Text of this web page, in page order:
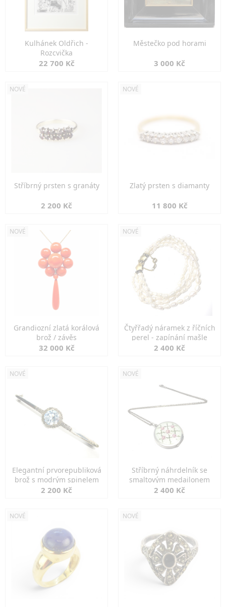
Kulhánek Oldřich -
Rozcvička
22 700 Kč
Městečko pod horami
3 000 Kč
NOVÉ
Stříbrný prsten s granáty
2 200 Kč
NOVÉ
Zlatý prsten s diamanty
11 800 Kč
NOVÉ
Grandiozní zlatá korálová
brož / závěs
32 000 Kč
NOVÉ
Čtyřřadý náramek z říčních
perel - zapínání mašle
2 400 Kč
NOVÉ
Elegantní prvorepubliková
brož s modrým spinelem
2 200 Kč
NOVÉ
Stříbrný náhrdelník se
smaltovým medailonem
2 400 Kč
NOVÉ NOVÉ